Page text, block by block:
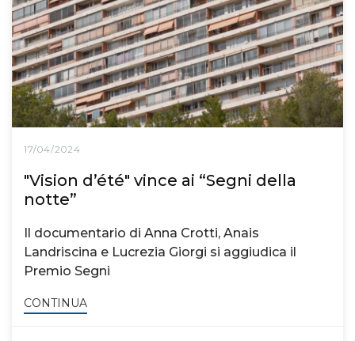
17/04/2024
"Vision d’été" vince ai “Segni della
notte”
Il documentario di Anna Crotti, Anais
Landriscina e Lucrezia Giorgi si aggiudica il
Premio Segni
CONTINUA